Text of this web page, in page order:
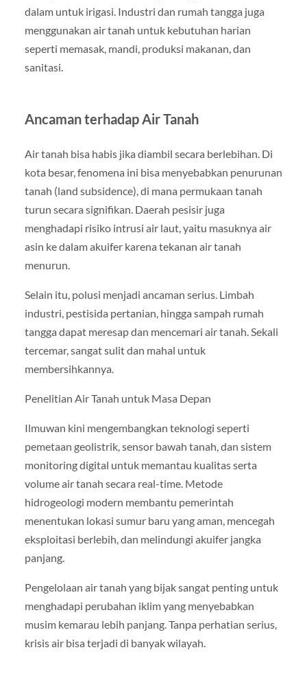
dalam untuk irigasi. Industri dan rumah tangga juga
menggunakan air tanah untuk kebutuhan harian
seperti memasak, mandi, produksi makanan, dan
sanitasi.
Ancaman terhadap Air Tanah
Air tanah bisa habis jika diambil secara berlebihan. Di
kota besar, fenomena ini bisa menyebabkan penurunan
tanah (land subsidence), di mana permukaan tanah
turun secara signifikan. Daerah pesisir juga
menghadapi risiko intrusi air laut, yaitu masuknya air
asin ke dalam akuifer karena tekanan air tanah
menurun.
Selain itu, polusi menjadi ancaman serius. Limbah
industri, pestisida pertanian, hingga sampah rumah
tangga dapat meresap dan mencemari air tanah. Sekali
tercemar, sangat sulit dan mahal untuk
membersihkannya.
Penelitian Air Tanah untuk Masa Depan
Ilmuwan kini mengembangkan teknologi seperti
pemetaan geolistrik, sensor bawah tanah, dan sistem
monitoring digital untuk memantau kualitas serta
volume air tanah secara real-time. Metode
hidrogeologi modern membantu pemerintah
menentukan lokasi sumur baru yang aman, mencegah
eksploitasi berlebih, dan melindungi akuifer jangka
panjang.
Pengelolaan air tanah yang bijak sangat penting untuk
menghadapi perubahan iklim yang menyebabkan
musim kemarau lebih panjang. Tanpa perhatian serius,
krisis air bisa terjadi di banyak wilayah.